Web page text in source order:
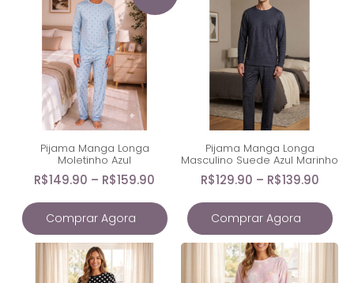
Pijama Manga Longa
Moletinho Azul
R$149.90 – R$159.90
Comprar Agora
Pijama Manga Longa
Masculino Suede Azul Marinho
R$129.90 – R$139.90
Comprar Agora